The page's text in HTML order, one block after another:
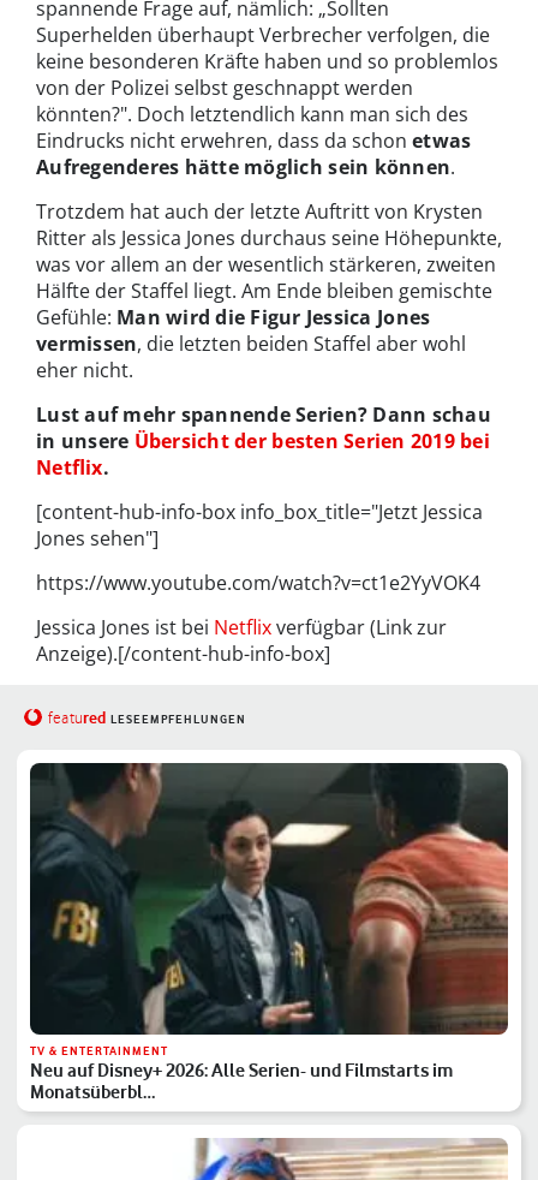
spannende Frage auf, nämlich: „Sollten
Superhelden überhaupt Verbrecher verfolgen, die
keine besonderen Kräfte haben und so problemlos
von der Polizei selbst geschnappt werden
könnten?". Doch letztendlich kann man sich des
Eindrucks nicht erwehren, dass da schon etwas
Aufregenderes hätte möglich sein können.
Trotzdem hat auch der letzte Auftritt von Krysten
Ritter als Jessica Jones durchaus seine Höhepunkte,
was vor allem an der wesentlich stärkeren, zweiten
Hälfte der Staffel liegt. Am Ende bleiben gemischte
Gefühle: Man wird die Figur Jessica Jones
vermissen, die letzten beiden Staffel aber wohl
eher nicht.
Lust auf mehr spannende Serien? Dann schau
in unsere Übersicht der besten Serien 2019 bei
Netflix.
[content-hub-info-box info_box_title="Jetzt Jessica
Jones sehen"]
https://www.youtube.com/watch?v=ct1e2YyVOK4
Jessica Jones ist bei Netflixverfügbar (Link zur
Anzeige).[/content-hub-info-box]
featured LESEEMPFEHLUNGEN
TV & ENTERTAINMENT
Neu auf Disney+ 2026: Alle Serien- und Filmstarts im
Monatsüberbl…